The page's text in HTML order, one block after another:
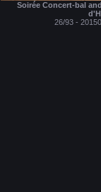
Soirée Concert-bal
26/93 -